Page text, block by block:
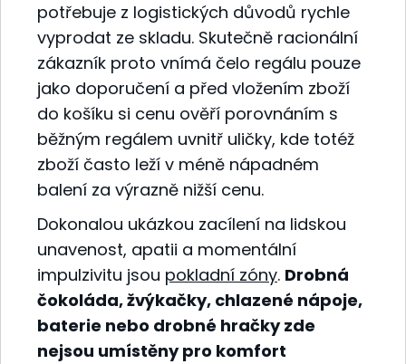
potřebuje z logistických důvodů rychle
vyprodat ze skladu. Skutečně racionální
zákazník proto vnímá čelo regálu pouze
jako doporučení a před vložením zboží
do košíku si cenu ověří porovnáním s
běžným regálem uvnitř uličky, kde totéž
zboží často leží v méně nápadném
balení za výrazně nižší cenu.
Dokonalou ukázkou zacílení na lidskou
unavenost, apatii a momentální
impulzivitu jsou pokladní zóny. Drobná
čokoláda, žvýkačky, chlazené nápoje,
baterie nebo drobné hračky zde
nejsou umístěny pro komfort